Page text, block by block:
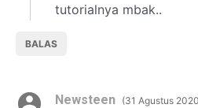
tutorialnya mbak..
BALAS
Newsteen 31 Agustus